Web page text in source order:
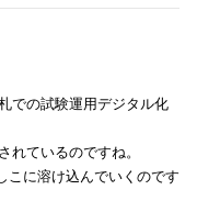
での試験運用デジタル化
れているのですね。
こに溶け込んでいくのです